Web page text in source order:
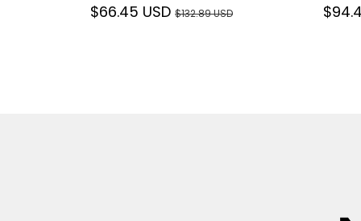
$66.45 USD $132.89 USD